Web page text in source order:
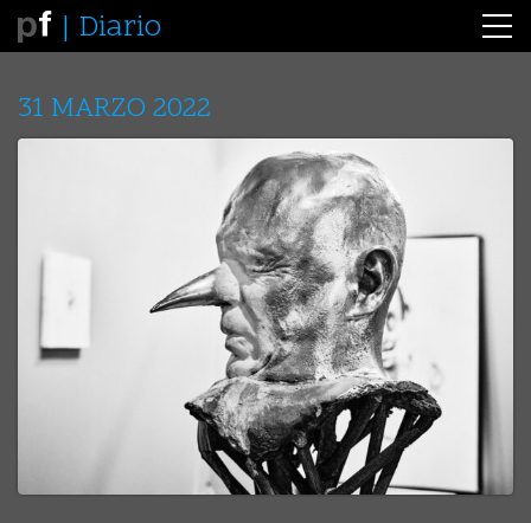
Diario
31 MARZO 2022